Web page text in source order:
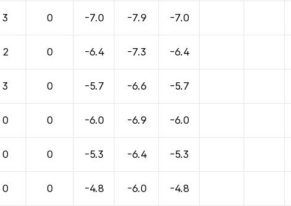
3 0 -7.0 -7.9 -7.0
2 0 -6.4 -7.3 -6.4
3 0 -5.7 -6.6 -5.7
0 0 -6.0 -6.9 -6.0
0 0 -5.3 -6.4 -5.3
0 0 -4.8 -6.0 -4.8